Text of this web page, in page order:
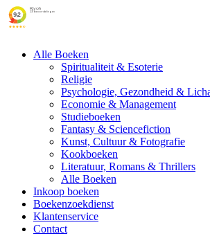
Alle Boeken
Spiritualiteit & Esoterie
Religie
Psychologie, Gezondheid &
Economie & Management
Studieboeken
Fantasy & Sciencefiction
Kunst, Cultuur & Fotografie
Kookboeken
Literatuur, Romans & Thrillers
Alle Boeken
Inkoop boeken
Boekenzoekdienst
Klantenservice
Contact